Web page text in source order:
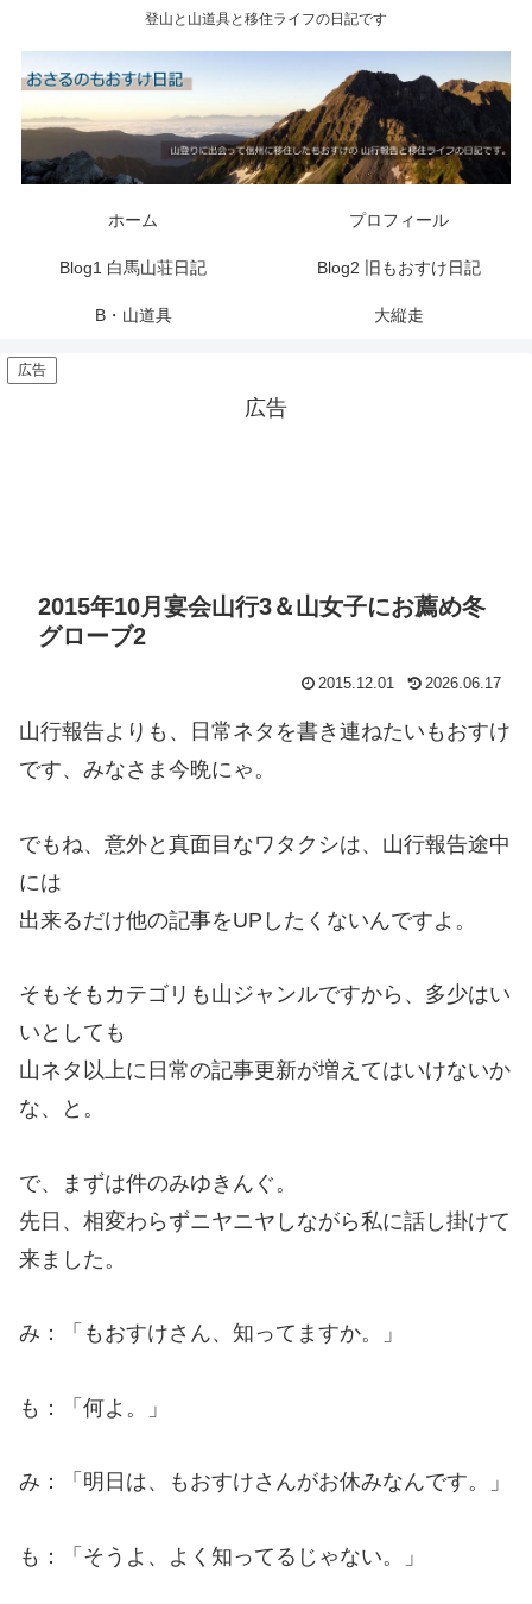
登山と山道具と移住ライフの日記です
ホーム プロフィール
Blog1 白馬山荘日記 Blog2 旧もおすけ日記
B・山道具 大縦走
広告
広告
2015年10月宴会山行3＆山女子にお薦め冬
グローブ2
2015.12.01 2026.06.17
山行報告よりも、日常ネタを書き連ねたいもおすけ
です、みなさま今晩にゃ。
でもね、意外と真面目なワタクシは、山行報告途中
には
出来るだけ他の記事をUPしたくないんですよ。
そもそもカテゴリも山ジャンルですから、多少はい
いとしても
山ネタ以上に日常の記事更新が増えてはいけないか
な、と。
で、まずは件のみゆきんぐ。
先日、相変わらずニヤニヤしながら私に話し掛けて
来ました。
み：「もおすけさん、知ってますか。」
も：「何よ。」
み：「明日は、もおすけさんがお休みなんです。」
も：「そうよ、よく知ってるじゃない。」